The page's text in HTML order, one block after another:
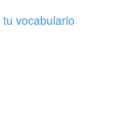
vocabulario